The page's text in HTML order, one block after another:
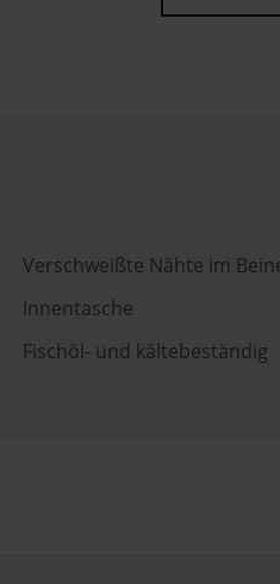
Verschweißte Nähte im
Innentasche
Fischöl- und kältebeständig